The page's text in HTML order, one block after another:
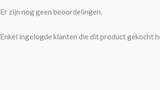
Er zijn nog geen beoordelingen.
Enkel ingelogde klanten die dit product gekocht